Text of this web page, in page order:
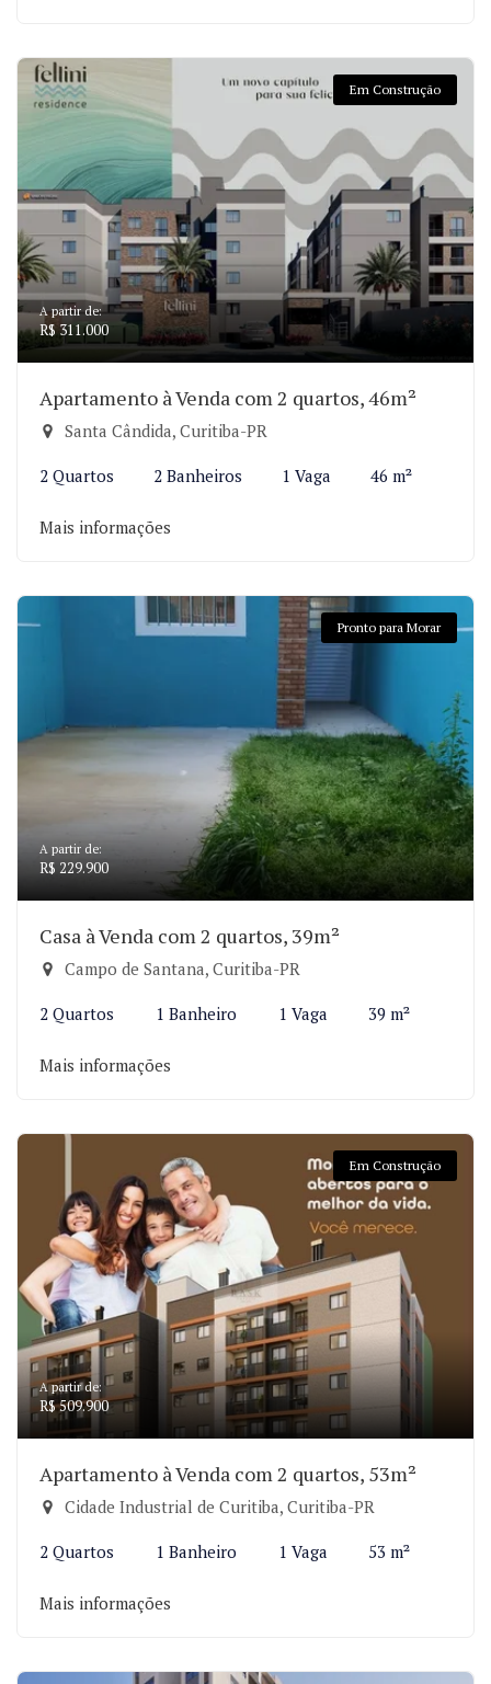
Em Construção
A partir de:
R$ 311.000
Apartamento à Venda com 2 quartos, 46m²
Santa Cândida, Curitiba-PR
2 Quartos 2 Banheiros 1 Vaga 46 m²
Mais informações
Pronto para Morar
A partir de:
R$ 229.900
Casa à Venda com 2 quartos, 39m²
Campo de Santana, Curitiba-PR
2 Quartos 1 Banheiro 1 Vaga 39 m²
Mais informações
Em Construção
A partir de:
R$ 509.900
Apartamento à Venda com 2 quartos, 53m²
Cidade Industrial de Curitiba, Curitiba-PR
2 Quartos 1 Banheiro 1 Vaga 53 m²
Mais informações